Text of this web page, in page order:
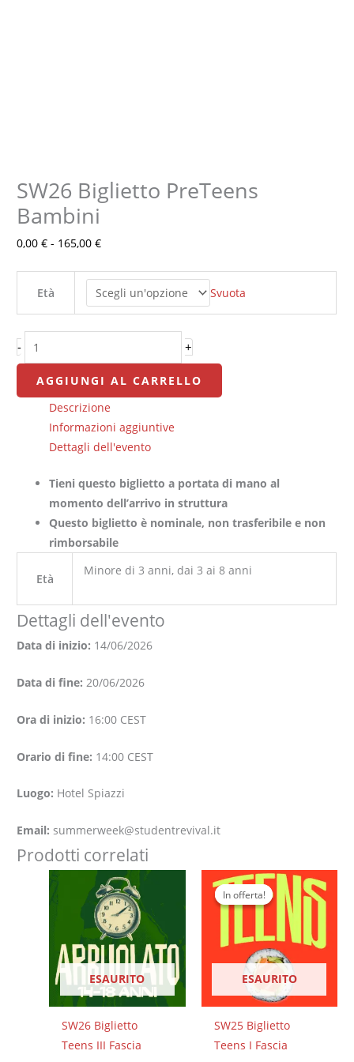
SW26 Biglietto PreTeens
Bambini
0,00€ - 165,00€
Fascia
di
da
a
165,00 €
Età Svuota
-
SW26
Biglietto
PreTeens
Bambini
+
AGGIUNGI AL CARRELLO
Descrizione
Informazioni aggiuntive
Dettagli dell'evento
Tieni questo biglietto a portata di mano al
momento dell’arrivo in struttura
Questo biglietto è nominale, non trasferibile e non
rimborsabile
Età
Minore di 3 anni, dai 3 ai 8 anni
Dettagli dell'evento
Data di inizio: 14/06/2026
Data di fine:20/06/2026
Ora di inizio: 16:00 CEST
Orario di fine: 14:00 CEST
Luogo: Hotel Spiazzi
Email: summerweek@studentrevival.it
Prodotti correlati
ESAURITO
SW26 Biglietto
Teens III Fascia
In offerta!
ESAURITO
In offerta!
SW25 Biglietto
Teens I Fascia
Il
prezzo
originale
era:
315,00 €.
Il
prezzo
attuale
è: